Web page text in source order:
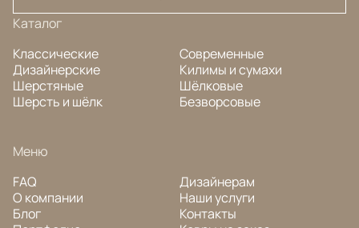
Каталог
Классические
Дизайнерские
Шерстяные
Шерсть и шёлк
Современные
Килимы и сумахи
Шёлковые
Безворсовые
Меню
FAQ
О компании
Блог
Дизайнерам
Наши услуги
Контакты